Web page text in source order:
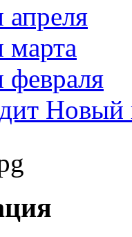
Новый